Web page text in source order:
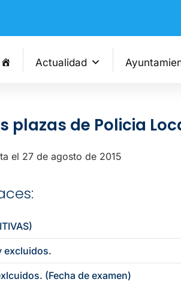
Actualidad
plazas de Policia
el 27 de agosto de 2015
excluidos.
(Fecha de examen)